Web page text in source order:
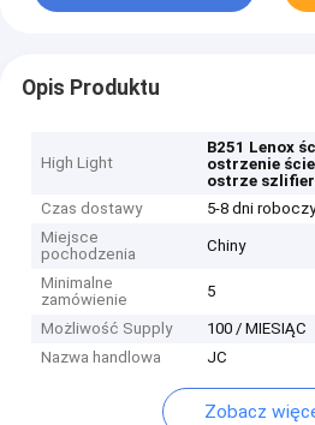
Opis Produktu
High Light
B251 Lenox
ostrzenie
ostrze
Czas dostawy
5-8 dni
Miejsce
pochodzenia
Chiny
Minimalne
zamówienie
5
Możliwość Supply
100 / MIESIĄC
Nazwa handlowa
JC
Zobacz